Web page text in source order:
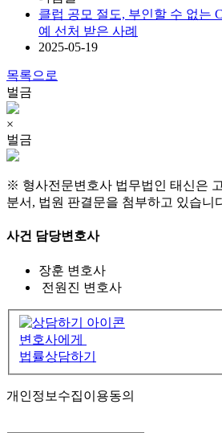
클럽 공모 절도, 부인할 수 없는
예 선처 받은 사례
2025-05-19
목록으로
벌금
×
벌금
※ 형사전문변호사 법무법인 태신은
분서, 법원 판결문을 첨부하고 있습니
사건 담당변호사
장훈 변호사
전원진 변호사
변호사에게
법률상담하기
개인정보수집이용동의